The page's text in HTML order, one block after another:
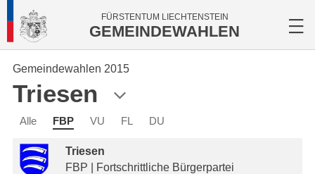
FÜRSTENTUM LIECHTENSTEIN
GEMEINDEWAHLEN
Gemeindewahlen 2015
Triesen
Alle FBP VU FL DU
Triesen
FBP | Fortschrittliche Bürgerpartei